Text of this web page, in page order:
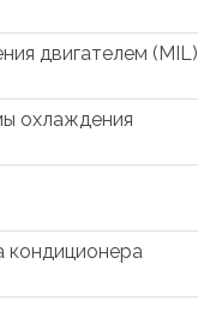
двигателем (MIL)
охлаждения
кондиционера